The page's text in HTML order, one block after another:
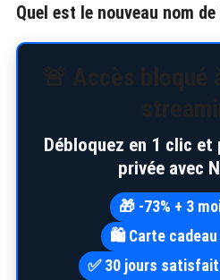
Quel est le nouveau nom
Débloquez en 1 clic
privée avec
🎁 -73% + 3
🛍️ Carte
✅ 30 jours
c